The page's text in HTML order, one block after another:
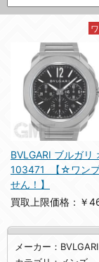
BVLGARI ブルガリ
103471 【☆ワンプ
せん！】
買取上限価格：￥
メーカー：BVLGARI